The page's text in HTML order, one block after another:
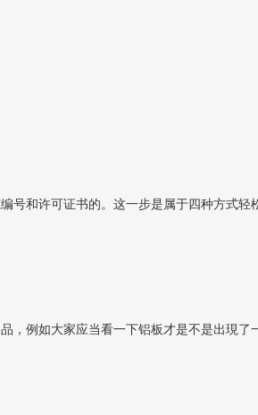
和许可证书的。这一步是属于四种方式轻
例如大家应当看一下铝板才是不是出現了